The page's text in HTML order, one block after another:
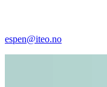
espen@iteo.no